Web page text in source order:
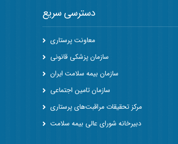
دسترسی سریع
معاونت پرستاری
سازمان پزشکی قانونی
سازمان بیمه سلامت ایران
سازمان تامین اجتماعی
مرکز تحقیقات مراقبت‌های پرستاری
دبیرخانه شورای عالی بیمه سلامت